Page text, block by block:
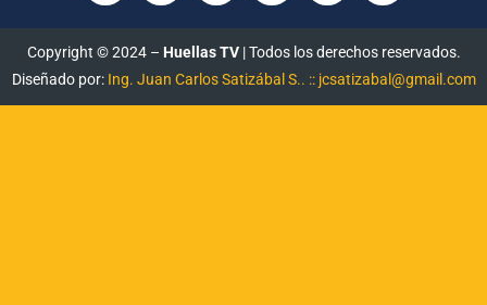
Copyright © 2024 – Huellas TV| Todos los derechos reservados.
Diseñado por: Ing. Juan Carlos Satizábal S.. :: jcsatizabal@gmail.com